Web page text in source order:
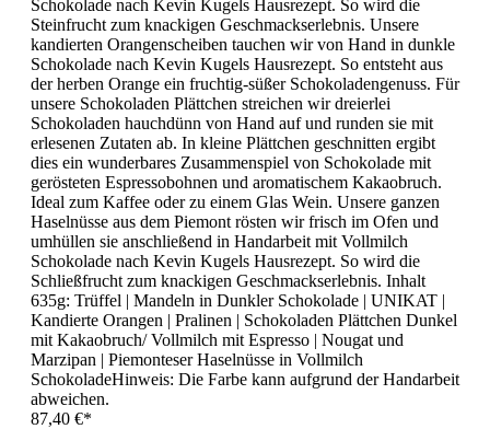
Schokolade nach Kevin Kugels Hausrezept. So wird die
Steinfrucht zum knackigen Geschmackserlebnis. Unsere
kandierten Orangenscheiben tauchen wir von Hand in dunkle
Schokolade nach Kevin Kugels Hausrezept. So entsteht aus
der herben Orange ein fruchtig-süßer Schokoladengenuss. Für
unsere Schokoladen Plättchen streichen wir dreierlei
Schokoladen hauchdünn von Hand auf und runden sie mit
erlesenen Zutaten ab. In kleine Plättchen geschnitten ergibt
dies ein wunderbares Zusammenspiel von Schokolade mit
gerösteten Espressobohnen und aromatischem Kakaobruch.
Ideal zum Kaffee oder zu einem Glas Wein. Unsere ganzen
Haselnüsse aus dem Piemont rösten wir frisch im Ofen und
umhüllen sie anschließend in Handarbeit mit Vollmilch
Schokolade nach Kevin Kugels Hausrezept. So wird die
Schließfrucht zum knackigen Geschmackserlebnis. Inhalt
635g: Trüffel | Mandeln in Dunkler Schokolade | UNIKAT |
Kandierte Orangen | Pralinen | Schokoladen Plättchen Dunkel
mit Kakaobruch/ Vollmilch mit Espresso | Nougat und
Marzipan | Piemonteser Haselnüsse in Vollmilch
SchokoladeHinweis: Die Farbe kann aufgrund der Handarbeit
abweichen.
87,40 €*